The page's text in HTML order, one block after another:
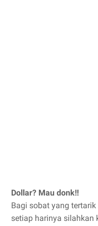
Dollar? Mau donk!!
Bagi sobat yang
setiap harinya silahkan